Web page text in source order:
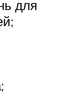
для